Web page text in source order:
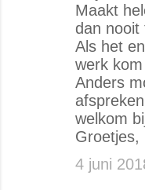
Maakt
dan nooit
Als het
werk
Anders
welkom
Groetjes,
4 juni